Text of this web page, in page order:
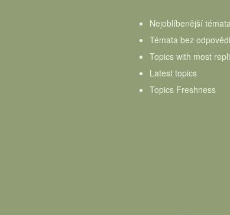
Nejoblíbenější témata
Témata bez odpovědi
Topics with most
Latest topics
Topics Freshness